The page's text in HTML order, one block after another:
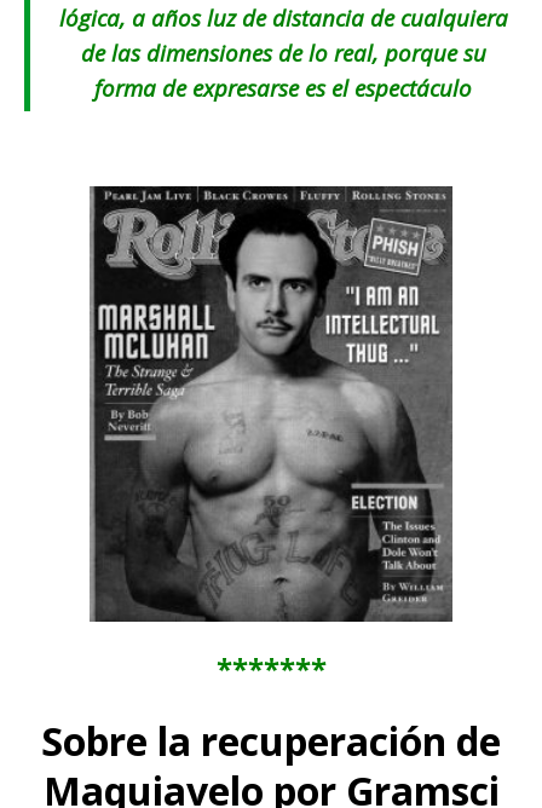
lógica, a años luz de distancia de cualquiera
de las dimensiones de lo real, porque su
forma de expresarse es el espectáculo
*******
Sobre la recuperación de
Maquiavelo por Gramsci